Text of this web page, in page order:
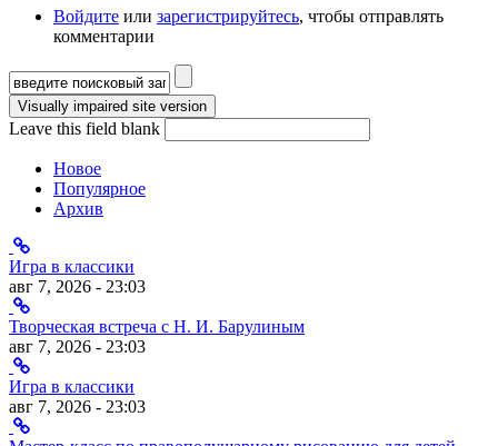
Войдите или зарегистрируйтесь, чтобы отправлять
комментарии
Форма поиска
Leave this field blank
Новое
Популярное
Архив
Игра в классики
авг 7, 2026 - 23:03
Творческая встреча с Н. И. Барулиным
авг 7, 2026 - 23:03
Игра в классики
авг 7, 2026 - 23:03